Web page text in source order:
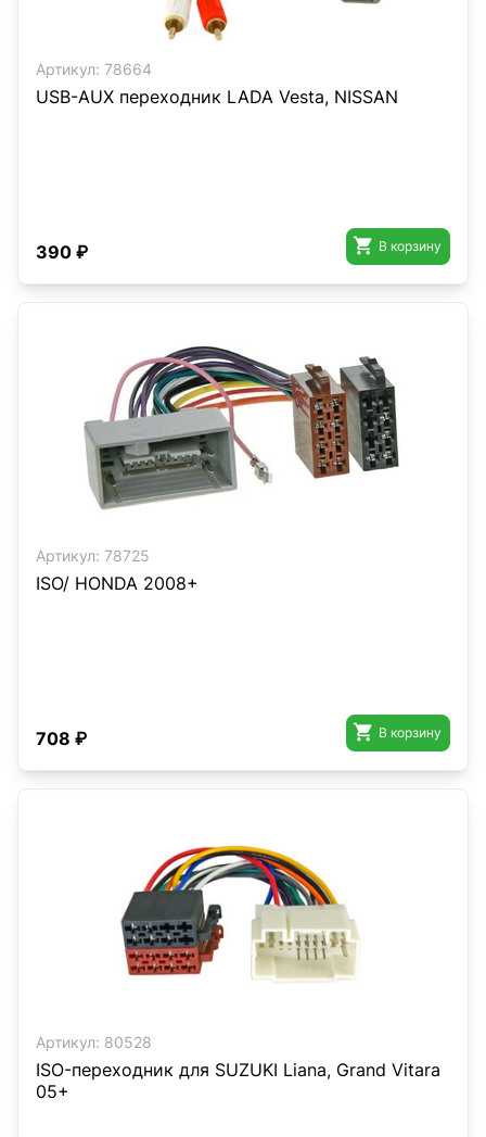
Артикул: 78664
USB-AUX переходник LADA Vesta, NISSAN
390 ₽  В корзину
Артикул: 78725
ISO/ HONDA 2008+
708 ₽  В корзину
Артикул: 80528
ISO-переходник для SUZUKI Liana, Grand Vitara
05+